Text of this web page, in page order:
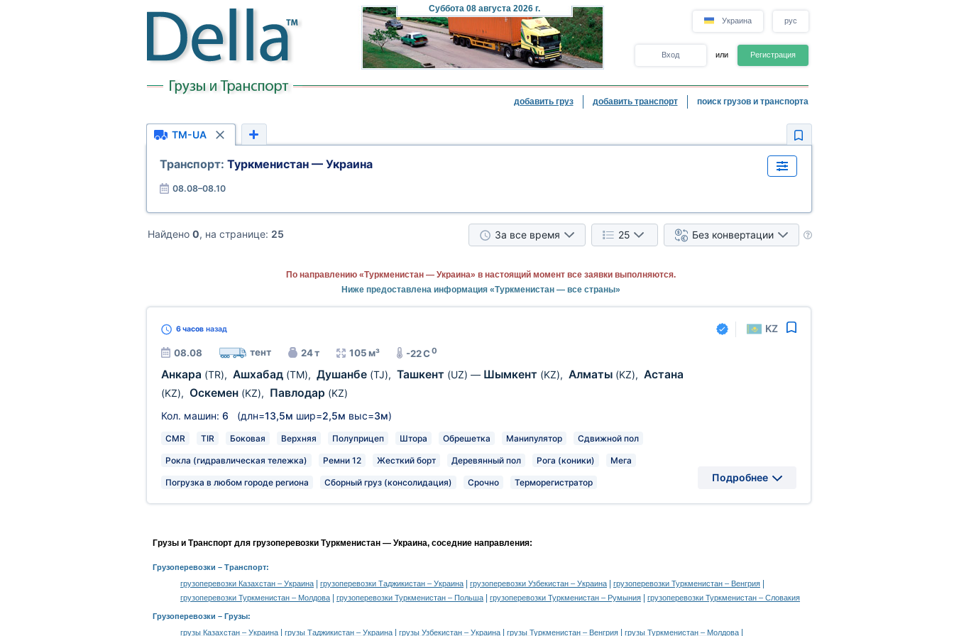
Суббота08 августа 2026 г.
Украина рус
Вход или Регистрация
добавить груз добавить транспорт поиск грузов и транспорта
TM-UA
Транспорт: Туркменистан — Украина
08.08–08.10
Найдено 0, на странице: 25 За все время 25 Без конвертации
По направлению «Туркменистан — Украина» в настоящий момент все заявки выполняются.
Ниже предоставлена информация «Туркменистан — все страны»
6 часовназад KZ
08.08 тент 24 т 105 м³ -22 C0
Анкара (TR), Ашхабад (TM), Душанбе (TJ), Ташкент (UZ) — Шымкент (KZ), Алматы (KZ), Астана
(KZ), Оскемен (KZ), Павлодар (KZ)
Кол. машин: 6 (длн=13,5м шир=2,5м выс=3м)
CMR TIR Боковая Верхняя Полуприцеп Штора Обрешетка Манипулятор Сдвижной пол
Рокла (гидравлическая тележка) Ремни 12 Жесткий борт Деревянный пол Рога (коники) Мега
Погрузка в любом городе региона Сборный груз (консолидация) Срочно Терморегистратор Подробнее
Грузы и Транспорт для грузоперевозки Туркменистан — Украина, соседние направления:
Грузоперевозки – Транспорт:
грузоперевозки Казахстан – Украина
грузоперевозки Таджикистан – Украина грузоперевозки Узбекистан – Украина грузоперевозки Туркменистан – Венгрия
грузоперевозки Туркменистан – Молдова грузоперевозки Туркменистан – Польша грузоперевозки Туркменистан – Румыния грузоперевозки Туркменистан – Словакия
Грузоперевозки – Грузы:
грузы Казахстан – Украина
грузы Таджикистан – Украина грузы Узбекистан – Украина грузы Туркменистан – Венгрия грузы Туркменистан – Молдова